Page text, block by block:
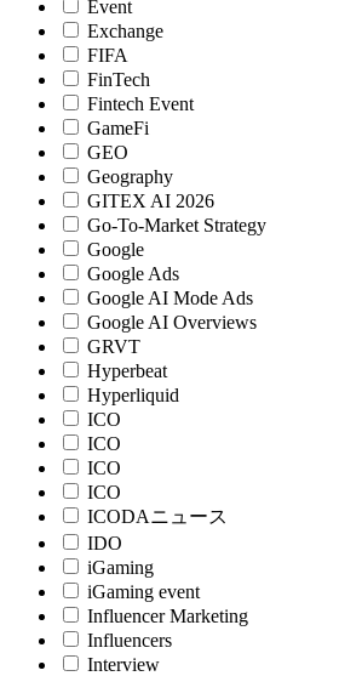
Event
Exchange
FIFA
FinTech
Fintech Event
GameFi
GEO
Geography
GITEX AI 2026
Go-To-Market Strategy
Google
Google Ads
Google AI Mode Ads
Google AI Overviews
GRVT
Hyperbeat
Hyperliquid
ICO
ICO
ICO
ICO
ICODAニュース
IDO
iGaming
iGaming event
Influencer Marketing
Influencers
Interview